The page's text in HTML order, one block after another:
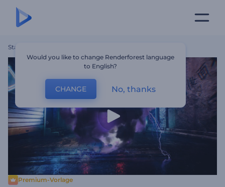
Startseite
Premium-Vorlage
Would you like to change Renderforest language
to English?
CHANGE No, thanks